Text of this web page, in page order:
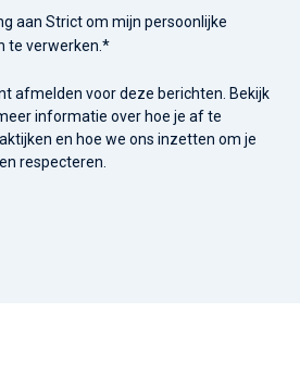
aan Strict om mijn persoonlijke
te verwerken. *
afmelden voor deze berichten. Bekijk
informatie over hoe je af te
en hoe we ons inzetten om je
respecteren.